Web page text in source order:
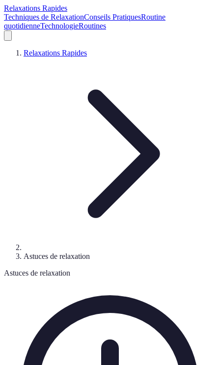
Relaxations Rapides
Techniques de RelaxationConseils PratiquesRoutine
quotidienneTechnologieRoutines
Relaxations Rapides
Astuces de relaxation
Astuces de relaxation